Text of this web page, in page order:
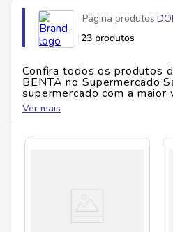
com sabor caseiro.
Ficha Técnica
Produto:Macarrão com Ovos
Conteúdo:500 g
Tempo de cozimento:
Página produtos
23 produtos
Confira todos os produtos
BENTA no Supermercado
supermercado com a maior
do Brasil!
de produtos DONA BENTA
Ver mais